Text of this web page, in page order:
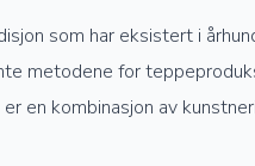
som har eksistert i
metodene for
en kombinasjon av